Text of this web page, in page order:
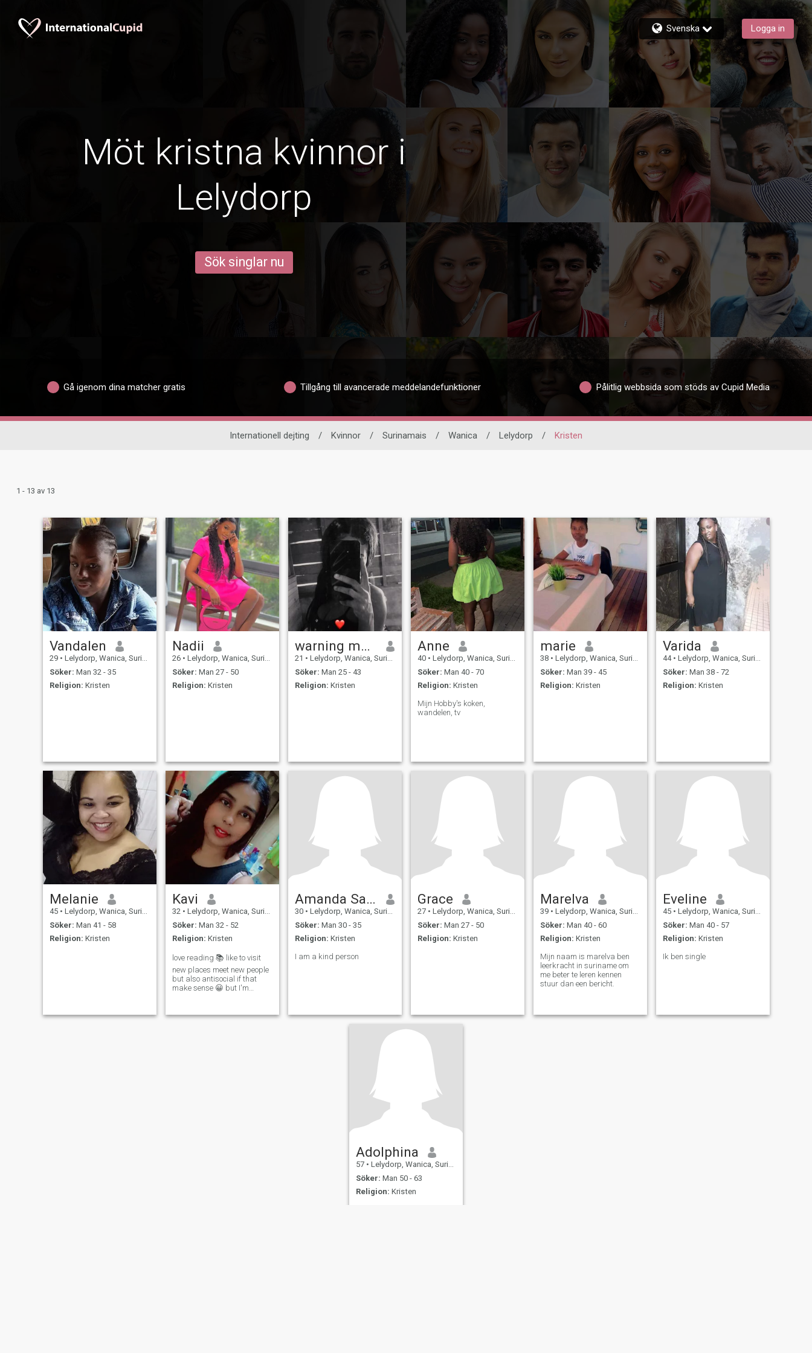
Svenska Logga in
Möt kristna kvinnor i
Lelydorp
Sök singlar nu
Gå igenom dina matcher gratis Tillgång till avancerade meddelandefunktioner Pålitlig webbsida som stöds av Cupid Media
Internationell dejting / Kvinnor / Surinamais / Wanica / Lelydorp / Kristen
1 - 13 av 13
Vandalen
29 • Lelydorp, Wanica, Suriname
Söker: Man 32 - 35
Religion: Kristen
Nadii
26 • Lelydorp, Wanica, Suriname
Söker: Man 27 - 50
Religion: Kristen
warning melanie
21 • Lelydorp, Wanica, Suriname
Söker: Man 25 - 43
Religion: Kristen
Anne
40 • Lelydorp, Wanica, Suriname
Söker: Man 40 - 70
Religion: Kristen
Mijn Hobby's koken,
wandelen, tv
marie
38 • Lelydorp, Wanica, Suriname
Söker: Man 39 - 45
Religion: Kristen
Varida
44 • Lelydorp, Wanica, Suriname
Söker: Man 38 - 72
Religion: Kristen
Melanie
45 • Lelydorp, Wanica, Suriname
Söker: Man 41 - 58
Religion: Kristen
Kavi
32 • Lelydorp, Wanica, Suriname
Söker: Man 32 - 52
Religion: Kristen
love reading 📚 like to visit
new places meet new people
but also antisocial if that
make sense 😀 but I'm
Amanda Safora
30 • Lelydorp, Wanica, Suriname
Söker: Man 30 - 35
Religion: Kristen
I am a kind person
Grace
27 • Lelydorp, Wanica, Suriname
Söker: Man 27 - 50
Religion: Kristen
Marelva
39 • Lelydorp, Wanica, Suriname
Söker: Man 40 - 60
Religion: Kristen
Mijn naam is marelva ben
leerkracht in suriname om
me beter te leren kennen
stuur dan een bericht.
Eveline
45 • Lelydorp, Wanica, Suriname
Söker: Man 40 - 57
Religion: Kristen
Ik ben single
Adolphina
57 • Lelydorp, Wanica, Suriname
Söker: Man 50 - 63
Religion: Kristen